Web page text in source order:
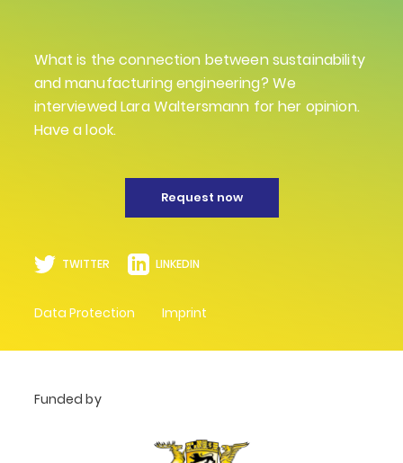
What is the connection between sustainability
and manufacturing engineering? We
interviewed Lara Waltersmann for her opinion.
Have a look.
Request now
TWITTER LINKEDIN
Data Protection Imprint
Funded by